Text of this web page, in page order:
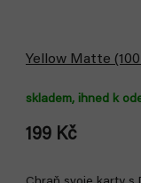
Yellow Matte
skladem, ihned k
199 Kč